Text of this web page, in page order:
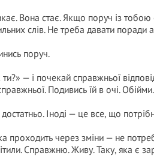
Вона стає. Якщо поруч із
слів. Не треба давати поради
поруч.
— і почекай справжньої
Подивись їй в очі.
достатньо. Іноді — це все, що
проходить через зміни — не
Справжню. Живу. Таку, яка є